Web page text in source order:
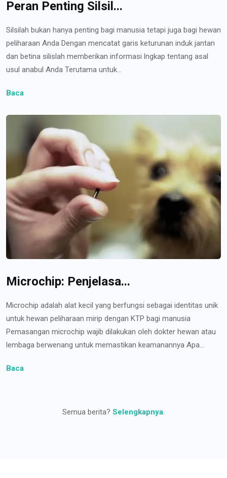
Peran Penting Silsil...
Silsilah bukan hanya penting bagi manusia tetapi juga bagi hewan
peliharaan Anda Dengan mencatat garis keturunan induk jantan
dan betina silislah memberikan informasi lngkap tentang asal
usul anabul Anda Terutama untuk...
Baca
Microchip: Penjelasa...
Microchip adalah alat kecil yang berfungsi sebagai identitas unik
untuk hewan peliharaan mirip dengan KTP bagi manusia
Pemasangan microchip wajib dilakukan oleh dokter hewan atau
lembaga berwenang untuk memastikan keamanannya Apa...
Baca
Semua berita? Selengkapnya